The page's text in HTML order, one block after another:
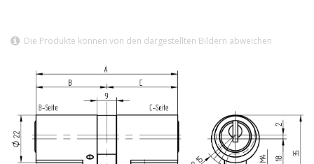
Die Produkte können von den dargestellten Bildern abweichen